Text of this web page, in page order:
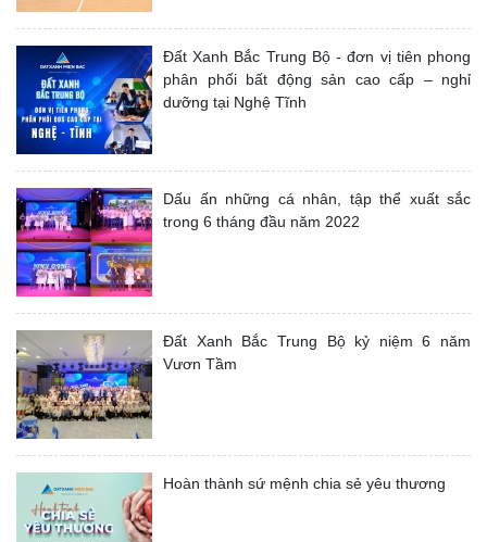
Đất Xanh Bắc Trung Bộ - đơn vị tiên phong
phân phối bất động sản cao cấp – nghỉ
dưỡng tại Nghệ Tĩnh
Dấu ấn những cá nhân, tập thể xuất sắc
trong 6 tháng đầu năm 2022
Đất Xanh Bắc Trung Bộ kỷ niệm 6 năm
Vươn Tầm
Hoàn thành sứ mệnh chia sẻ yêu thương